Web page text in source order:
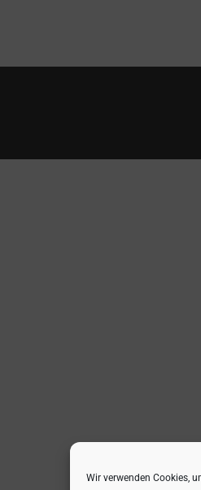
Wir verwenden Cookies,